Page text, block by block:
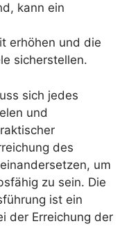
kann ein
erhöhen und die
sicherstellen.
sich jedes
und
des
um
zu sein. Die
ist ein
der Erreichung der